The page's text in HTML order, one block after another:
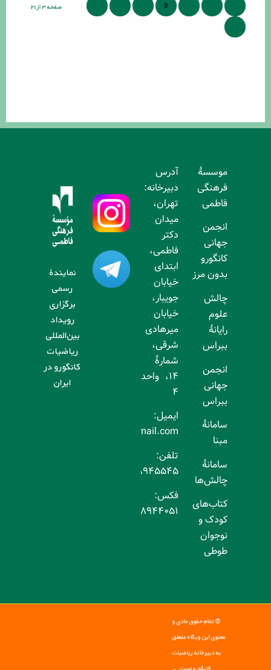
صفحه ۳ از ۲۱ 3
موسسۀ
فرهنگی
فاطمی
انجمن
جهانی
کانگورو
بدون مرز
چالش
علوم
رایانۀ
ببراس
انجمن
جهانی
ببراس
سامانۀ
مبنا
سامانۀ
چالش‌ها
کتاب‌های
کودک و
نوجوان
طوطی
آدرس
دبیرخانه:
تهران،
میدان
دکتر
فاطمی،
ابتدای
خیابان
جویبار،
خیابان
میرهادی
شرقی،
شمارۀ
۱۴، واحد
۴
ایمیل:
mathkangarooir@gmail.com
تلفن:
۰۲۱۸۸۹۴۵۵۴۵
فکس:
۰۲۱۸۸۹۴۴۰۵۱
نمایندۀ
رسمی
برگزاری
رویداد
بین‌المللی
ریاضیات
کانگورو در
ایران
© تمام حقوق مادی و
معنوی این وبگاه متعلق
به دبیرخانۀ ریاضیات